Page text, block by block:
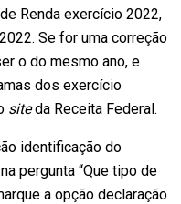
Renda exercício 2022,
Se for uma correção
o do mesmo ano, e
dos exercício
siteda Receita Federal.
identificação do
pergunta “Que tipo de
a opção declaração